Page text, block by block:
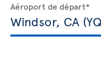
Aéroport de départ*